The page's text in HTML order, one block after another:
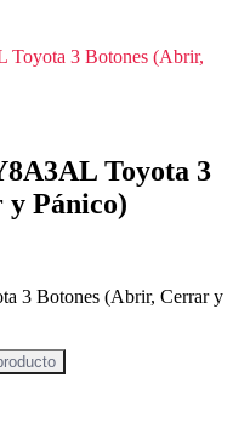
3 Botones (Abrir,
Toyota 3
Pánico)
3 Botones (Abrir, Cerrar y